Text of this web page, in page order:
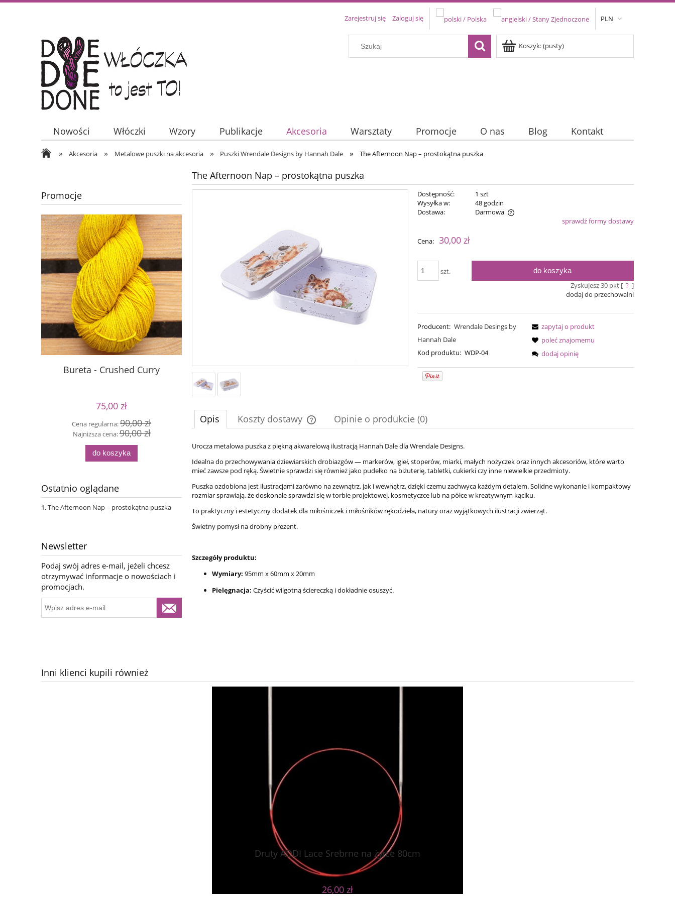
PLN
Zarejestruj się Zaloguj się
Koszyk:(pusty)
Nowości Włóczki Wzory Publikacje Akcesoria Warsztaty Promocje O nas Blog Kontakt
» Akcesoria » Metalowe puszki na akcesoria » Puszki Wrendale Designs by Hannah Dale » The Afternoon Nap – prostokątna puszka
Promocje
Bureta - Crushed Curry
75,00 zł
Cena regularna:90,00 zł
Najniższa cena:90,00 zł
do koszyka
Simple Sock - 04
Cena regularna:69,00 zł
do koszyka
Bureta - Dark Chocolate
75,00 zł
90,00 zł
Najniższa cena: 90,00 zł
Simple Sock - 20
Ostatnio oglądane
The Afternoon Nap – prostokątna puszka
Newsletter
Podaj swój adres e-mail, jeżeli chcesz
otrzymywać informacje o nowościach i
promocjach.
The Afternoon Nap – prostokątna puszka
Dostępność:
1 szt
Wysyłka w:
48 godzin
Dostawa:
Darmowa
sprawdź formy dostawy
Cena: 30,00 zł
szt. do koszyka
Zyskujesz30pkt [ ? ]
dodaj do przechowalni
Producent: Wrendale Desings by
Hannah Dale
Kod produktu: WDP-04
zapytaj o produkt
poleć znajomemu
dodaj opinię
Opis Koszty dostawy
Cena nie zawiera ewentualnych kosztów
Opinie o produkcie (0)
Urocza metalowa puszka z piękną akwarelową ilustracją Hannah Dale dla Wrendale Designs.
Idealna do przechowywania dziewiarskich drobiazgów — markerów, igieł, stoperów, miarki, małych nożyczek oraz innych akcesoriów, które warto
mieć zawsze pod ręką. Świetnie sprawdzi się również jako pudełko na biżuterię, tabletki, cukierki czy inne niewielkie przedmioty.
Puszka ozdobiona jest ilustracjami zarówno na zewnątrz, jak i wewnątrz, dzięki czemu zachwyca każdym detalem. Solidne wykonanie i kompaktowy
rozmiar sprawiają, że doskonale sprawdzi się w torbie projektowej, kosmetyczce lub na półce w kreatywnym kąciku.
To praktyczny i estetyczny dodatek dla miłośniczek i miłośników rękodzieła, natury oraz wyjątkowych ilustracji zwierząt.
Świetny pomysł na drobny prezent.
Szczegóły produktu:
Wymiary: 95mm x 60mm x 20mm
Pielęgnacja: Czyścić wilgotną ściereczką i dokładnie osuszyć.
Inni klienci kupili również
Druty ADDI Lace Srebrne na żyłce 80cm
26,00 zł